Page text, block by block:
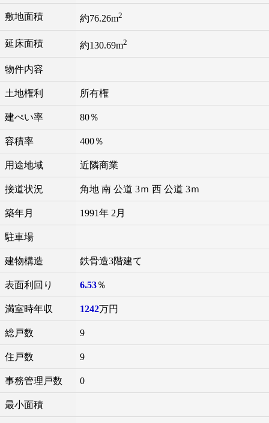
敷地面積 約76.26m2
延床面積 約130.69m2
物件内容
土地権利 所有権
建ぺい率 80％
容積率 400％
用途地域 近隣商業
接道状況 角地 南 公道 3ｍ 西 公道 3ｍ
築年月 1991年 2月
駐車場
建物構造 鉄骨造3階建て
表面利回り 6.53％
満室時年収 1242万円
総戸数 9
住戸数 9
事務管理戸数 0
最小面積